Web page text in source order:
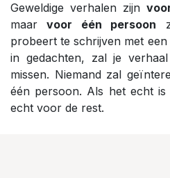
Geweldige verhalen zijn
maarvoor één persoon
probeert te schrijven met
in gedachten, zal je
missen. Niemand zal
één persoon. Als het echt
echt voor de rest.